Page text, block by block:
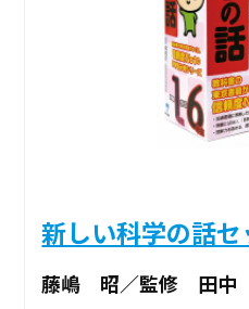
新しい科学の話セ
藤嶋 昭／監修 田中